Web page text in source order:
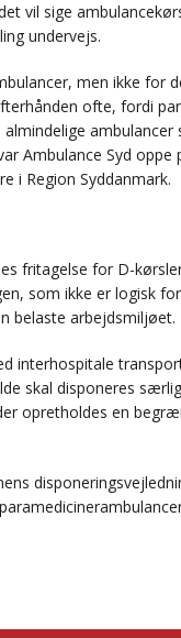
vil sige
undervejs.
men ikke for
ofte, fordi
ambulancer
Ambulance Syd oppe
i Region Syddanmark.
fritagelse for D-
som ikke er logisk
belaste arbejdsmiljøet.
interhospitale
skal disponeres
opretholdes en